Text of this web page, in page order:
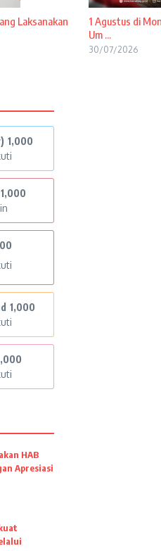
Laksanakan
1 Agustus di
Um ...
30/07/2026
1,000
1,000
1,000
HAB
Apresiasi